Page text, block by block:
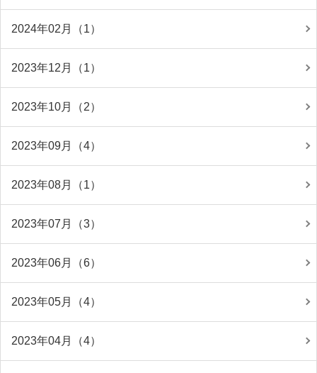
2024年02月（1）
2023年12月（1）
2023年10月（2）
2023年09月（4）
2023年08月（1）
2023年07月（3）
2023年06月（6）
2023年05月（4）
2023年04月（4）